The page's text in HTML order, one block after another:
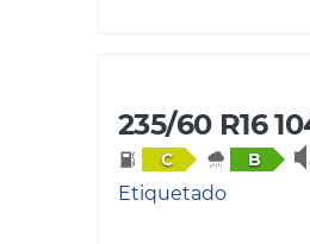
235/60 R16
C B
Etiquetado